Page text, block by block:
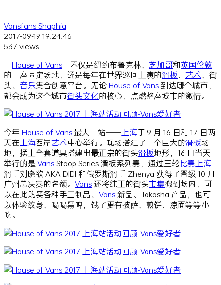
Vansfans_Shaphia
2017-09-19 19:24:46
537 views
「House of Vans」不仅是纽约布鲁克林、 芝加哥和英国伦敦
的三座固定场地，还是每年在世界巡回上演的滑板、 艺术、街
头、 音乐集合创意平台。无论House of Vans到达哪个城市，
都会成为这个城市街头文化的核心，点燃整座城市的激情。
今年 House of Vans 最大一站—— 上海于 9 月 16 日和 17 日两
天在 上海西岸艺术中心举行。现场搭建了一个巨大的滑板场
地，摆上全套道具搭建出最正宗的街头滑板地形，16 日当天
举行的是 VansStoop Series 滑板系列赛，通过三轮比赛 上海
滑手刘晓欲 AKA DIDI 和俄罗斯滑手 Zhenya 获得了晋级 10 月
广州总决赛的名额。 Vans 还将纯正的街头市集搬到场内，可
以在此购买各种手工制品、 Vans新品、Takasha 产品，也可
以体验纹身、喝喝黑啤，饿了更有披萨、煎饼、凉面等等小
吃。